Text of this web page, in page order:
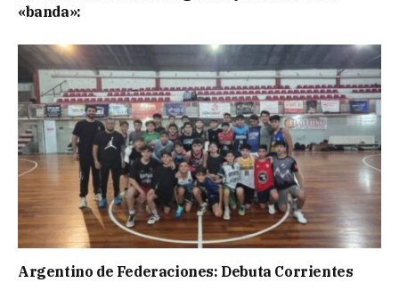
«banda»:
Argentino de Federaciones: Debuta Corrientes